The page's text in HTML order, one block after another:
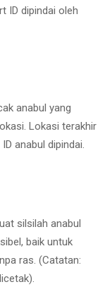
ID dipindai oleh
anabul yang
Lokasi terakhir
anabul dipindai.
silsilah anabul
baik untuk
ras. (Catatan: